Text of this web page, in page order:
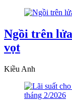
Ngồi trên
vọt
Kiều Anh